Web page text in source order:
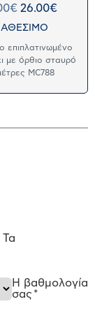
€ 26.00€
επιπλατινωμένο
με όρθιο σταυρό
MC788
Τα
Η βαθμολογία
σας *